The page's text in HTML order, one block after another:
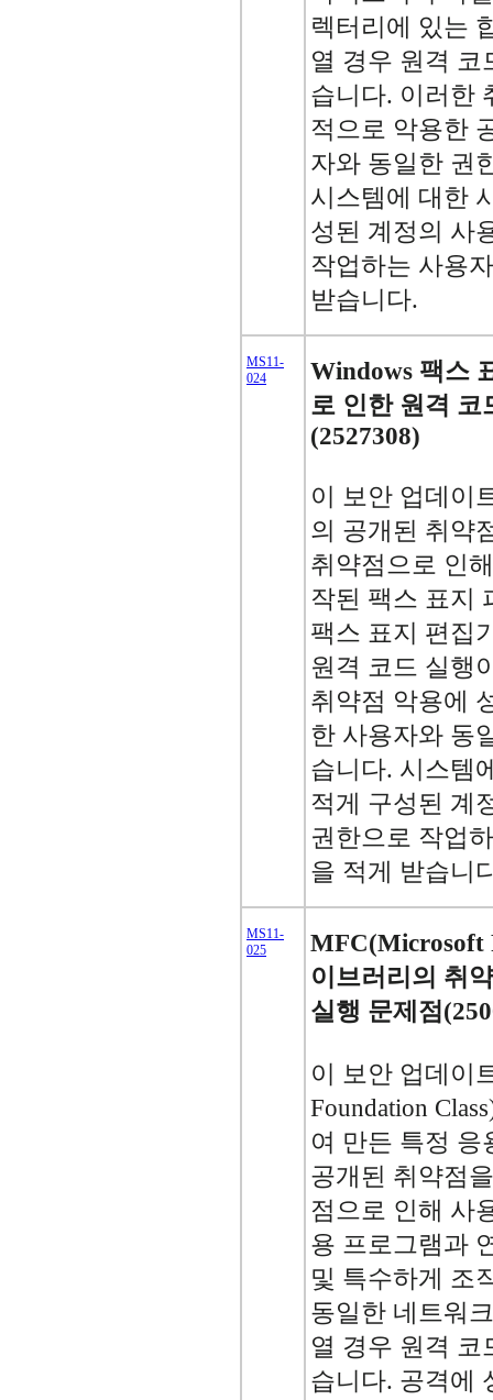
렉터리에 있는
열 경우 원격 코
습니다. 이러한
적으로 악용한
자와 동일한 권
시스템에 대한
성된 계정의 사
작업하는 사용
받습니다.
MS11-
024
Windows 팩스
로 인한 원격 코
(2527308)
이 보안 업데이
의 공개된 취약
취약점으로 인
작된 팩스 표지
팩스 표지 편집
원격 코드 실행
취약점 악용에
한 사용자와 동
습니다. 시스템
적게 구성된 계
권한으로 작업
을 적게 받습니
MS11-
025
MFC(Microsoft
이브러리의 취
실행 문제점
이 보안 업데이
Foundation
여 만든 특정 응
공개된 취약점
점으로 인해 사
용 프로그램과
및 특수하게 조
동일한 네트워
열 경우 원격 코
습니다. 공격에